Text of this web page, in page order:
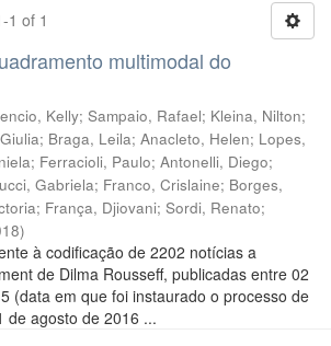
1 of 1
multimodal do
Kelly; Sampaio, Rafael; Kleina, Nilton;
; Braga, Leila; Anacleto, Helen; Lopes,
; Ferracioli, Paulo; Antonelli, Diego;
Gabriela; Franco, Crislaine; Borges,
; França, Djiovani; Sordi, Renato;
)
à codificação de 2202 notícias a
de Dilma Rousseff, publicadas entre 02
(data em que foi instaurado o processo de
de agosto de 2016 ...